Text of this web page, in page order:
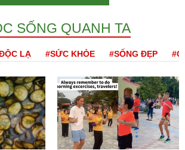
SỐNG QUANH TA
LẠ #SỨC KHỎE #SỐNG ĐẸP